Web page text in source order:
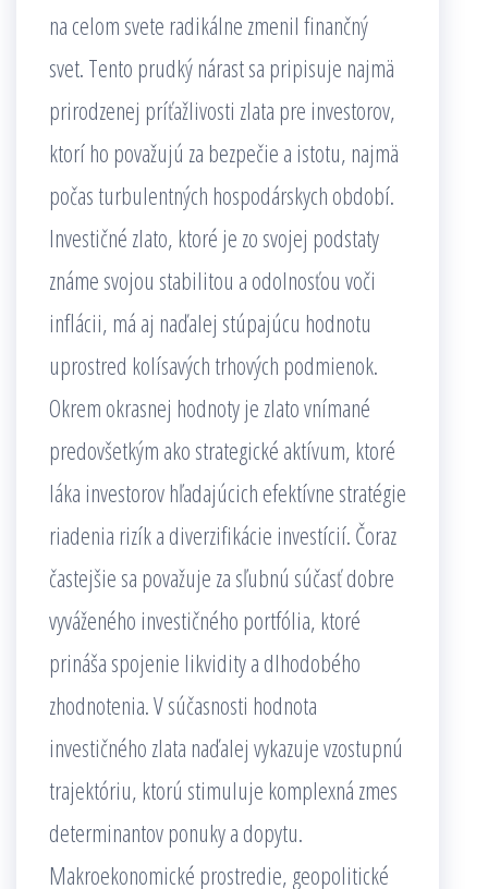
na celom svete radikálne zmenil finančný
svet. Tento prudký nárast sa pripisuje najmä
prirodzenej príťažlivosti zlata pre investorov,
ktorí ho považujú za bezpečie a istotu, najmä
počas turbulentných hospodárskych období.
Investičné zlato, ktoré je zo svojej podstaty
známe svojou stabilitou a odolnosťou voči
inflácii, má aj naďalej stúpajúcu hodnotu
uprostred kolísavých trhových podmienok.
Okrem okrasnej hodnoty je zlato vnímané
predovšetkým ako strategické aktívum, ktoré
láka investorov hľadajúcich efektívne stratégie
riadenia rizík a diverzifikácie investícií. Čoraz
častejšie sa považuje za sľubnú súčasť dobre
vyváženého investičného portfólia, ktoré
prináša spojenie likvidity a dlhodobého
zhodnotenia. V súčasnosti hodnota
investičného zlata naďalej vykazuje vzostupnú
trajektóriu, ktorú stimuluje komplexná zmes
determinantov ponuky a dopytu.
Makroekonomické prostredie, geopolitické